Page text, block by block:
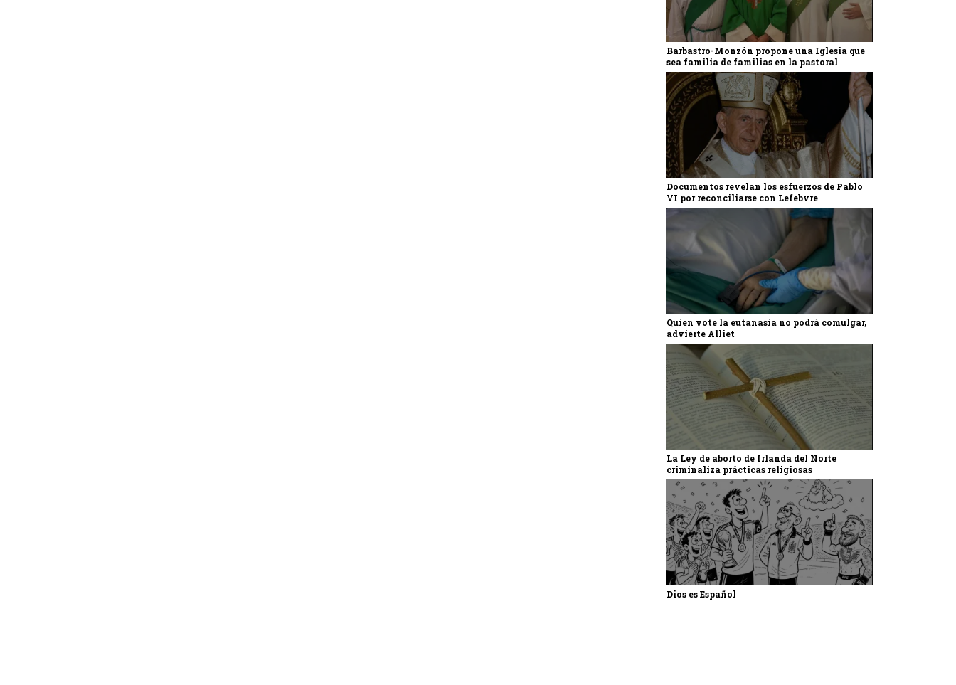
Barbastro-Monzón propone una Iglesia que
sea familia de familias en la pastoral
Documentos revelan los esfuerzos de Pablo
VI por reconciliarse con Lefebvre
Quien vote la eutanasia no podrá comulgar,
advierte Alliet
La Ley de aborto de Irlanda del Norte
criminaliza prácticas religiosas
Dios es Español